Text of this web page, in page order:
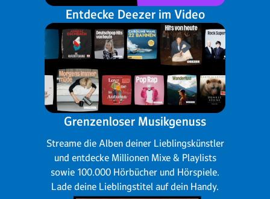
Entdecke Deezer im Video
Grenzenloser Musikgenuss
Streame die Alben deiner Lieblingskünstler
und entdecke Millionen Mixe & Playlists
sowie 100.000 Hörbücher und Hörspiele.
Lade deine Lieblingstitel auf dein Handy.